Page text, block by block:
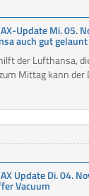
Update Mi. 05.
auch gut gelaunt
der Lufthansa,
Mittag kann der
Update Di. 04.
Vacuum